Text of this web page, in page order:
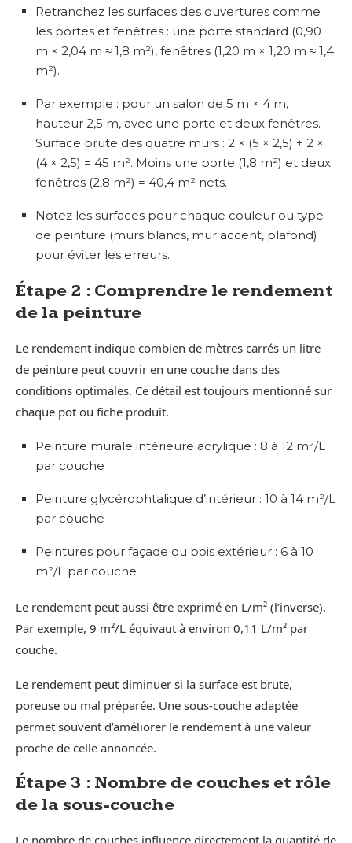
Retranchez les surfaces des ouvertures comme
les portes et fenêtres : une porte standard (0,90
m × 2,04 m ≈ 1,8 m²), fenêtres (1,20 m × 1,20 m ≈ 1,4
m²).
Par exemple : pour un salon de 5 m × 4 m,
hauteur 2,5 m, avec une porte et deux fenêtres.
Surface brute des quatre murs : 2 × (5 × 2,5) + 2 ×
(4 × 2,5) = 45 m². Moins une porte (1,8 m²) et deux
fenêtres (2,8 m²) = 40,4 m² nets.
Notez les surfaces pour chaque couleur ou type
de peinture (murs blancs, mur accent, plafond)
pour éviter les erreurs.
Étape 2 : Comprendre le rendement
de la peinture
Le rendement indique combien de mètres carrés un litre
de peinture peut couvrir en une couche dans des
conditions optimales. Ce détail est toujours mentionné sur
chaque pot ou fiche produit.
Peinture murale intérieure acrylique : 8 à 12 m²/L
par couche
Peinture glycérophtalique d’intérieur : 10 à 14 m²/L
par couche
Peintures pour façade ou bois extérieur : 6 à 10
m²/L par couche
Le rendement peut aussi être exprimé en L/m² (l’inverse).
Par exemple, 9 m²/L équivaut à environ 0,11 L/m² par
couche.
Le rendement peut diminuer si la surface est brute,
poreuse ou mal préparée. Une sous-couche adaptée
permet souvent d’améliorer le rendement à une valeur
proche de celle annoncée.
Étape 3 : Nombre de couches et rôle
de la sous-couche
Le nombre de couches influence directement la quantité de